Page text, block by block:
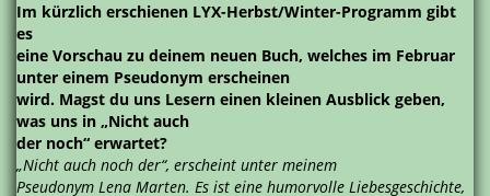
Im kürzlich erschienen LYX-Herbst/Winter-Programm gibt
es
eine Vorschau zu deinem neuen Buch, welches im Februar
unter einem Pseudonym erscheinen
wird. Magst du uns Lesern einen kleinen Ausblick geben,
was uns in „Nicht auch
der noch“ erwartet?
„Nicht auch noch der“, erscheint unter meinem
Pseudonym Lena Marten. Es ist eine humorvolle Liebesgeschichte,